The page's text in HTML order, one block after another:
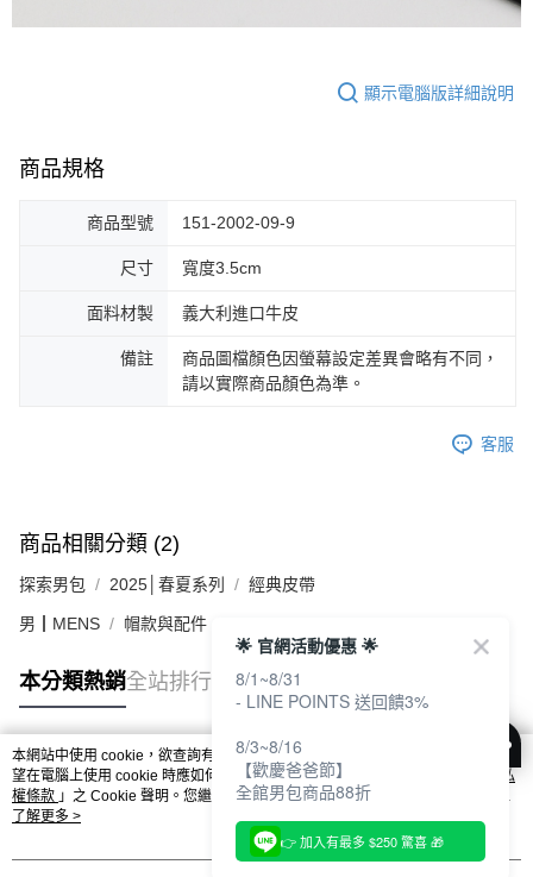
顯示電腦版詳細說明
商品規格
商品型號 151-2002-09-9
尺寸 寬度3.5cm
面料材製 義大利進口牛皮
備註
商品圖檔顏色因螢幕設定差異會略有不同，
請以實際商品顏色為準。
客服
商品相關分類 (2)
探索男包 2025│春夏系列 經典皮帶
男┃MENS 帽款與配件
本分類熱銷全站排行
熱門標籤
本網站中使用 cookie，欲查詢有關本網站使用 cookie 方式之詳情，及若您不希
望在電腦上使用 cookie 時應如何變更電腦的 cookie 設定，請參閱本網站「
隱私
權條款 」之 Cookie 聲明。您繼續使用本網站即表示您同意本公司得按本網站使
用條款之 Cookie 聲明使用 cookie。
了解更多 >
🌟 官網活動優惠 🌟
8/1~8/31
- LINE POINTS 送回饋3%
8/3~8/16
【歡慶爸爸節】
全館男包商品88折
👉 加入有最多 $250 驚喜 🎁